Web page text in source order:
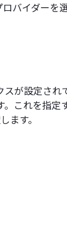
バイダーを選
が設定され
これを指定
ます。